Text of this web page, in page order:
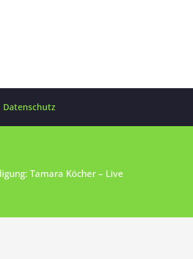
Datenschutz
Tamara Köcher – Live